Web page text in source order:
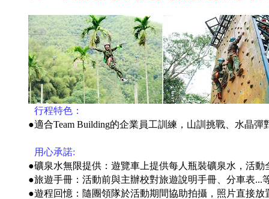
行程特色：
●適合Team Building的企業員工訓練， 山訓挑戰、水晶彈
用心承諾:
●礦泉水無限提供：遊覽車上提供每人瓶裝礦泉水，活動
●旅遊手冊：活動前與主辦校對旅遊說明手冊、分車表...
●遊程回憶：隨團領隊於活動期間協助拍攝，照片直接放